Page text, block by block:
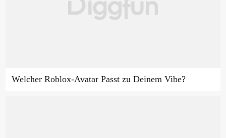
Welcher Roblox-Avatar Passt zu Deinem Vibe?